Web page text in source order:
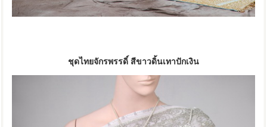
ชุดไทยจักรพรรดิ์ สีขาวดิ้นเทาปักเงิน